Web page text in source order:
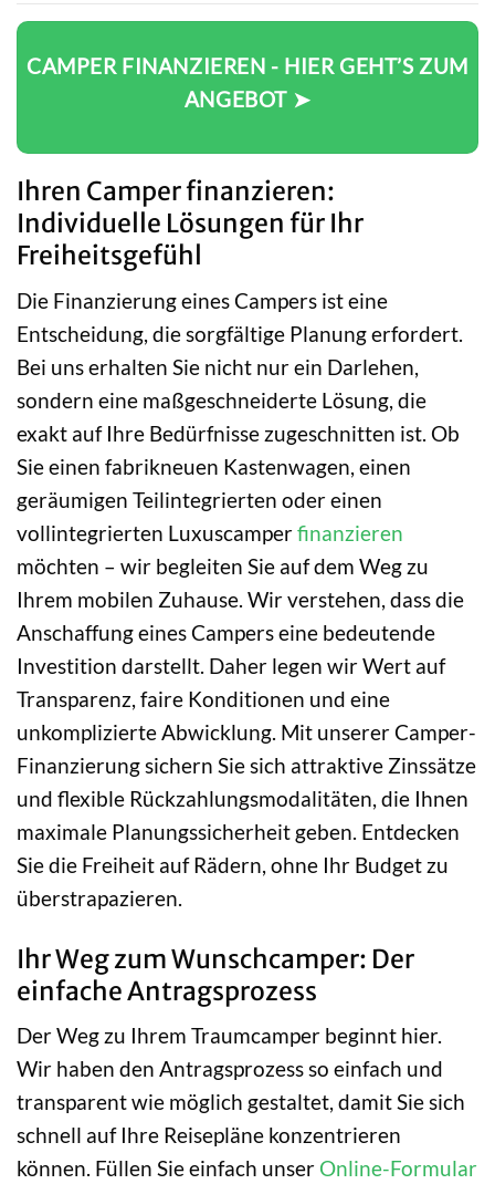
CAMPER FINANZIEREN - HIER GEHT’S ZUM
ANGEBOT ➤
Ihren Camper finanzieren:
Individuelle Lösungen für Ihr
Freiheitsgefühl
Die Finanzierung eines Campers ist eine
Entscheidung, die sorgfältige Planung erfordert.
Bei uns erhalten Sie nicht nur ein Darlehen,
sondern eine maßgeschneiderte Lösung, die
exakt auf Ihre Bedürfnisse zugeschnitten ist. Ob
Sie einen fabrikneuen Kastenwagen, einen
geräumigen Teilintegrierten oder einen
vollintegrierten Luxuscamperfinanzieren
möchten – wir begleiten Sie auf dem Weg zu
Ihrem mobilen Zuhause. Wir verstehen, dass die
Anschaffung eines Campers eine bedeutende
Investition darstellt. Daher legen wir Wert auf
Transparenz, faire Konditionen und eine
unkomplizierte Abwicklung. Mit unserer Camper-
Finanzierung sichern Sie sich attraktive Zinssätze
und flexible Rückzahlungsmodalitäten, die Ihnen
maximale Planungssicherheit geben. Entdecken
Sie die Freiheit auf Rädern, ohne Ihr Budget zu
überstrapazieren.
Ihr Weg zum Wunschcamper: Der
einfache Antragsprozess
Der Weg zu Ihrem Traumcamper beginnt hier.
Wir haben den Antragsprozess so einfach und
transparent wie möglich gestaltet, damit Sie sich
schnell auf Ihre Reisepläne konzentrieren
können. Füllen Sie einfach unser Online-Formular